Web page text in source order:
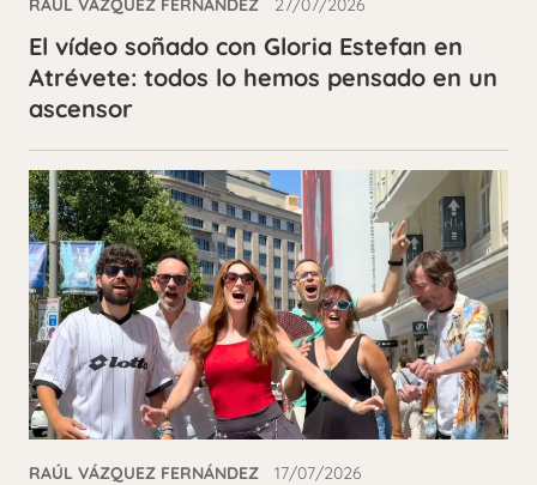
RAÚL VÁZQUEZ FERNÁNDEZ 27/07/2026
El vídeo soñado con Gloria Estefan en
Atrévete: todos lo hemos pensado en un
ascensor
RAÚL VÁZQUEZ FERNÁNDEZ 17/07/2026